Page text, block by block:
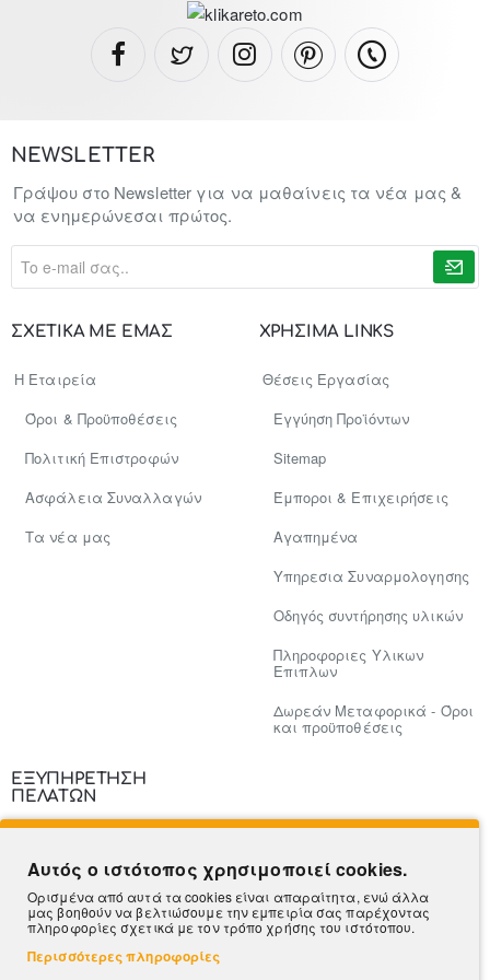
ΣΧΕΤΙΚΑ ΜΕ ΕΜΑΣ
Η Εταιρεία
Όροι & Προϋποθέσεις
Πολιτική Επιστροφών
Ασφάλεια Συναλλαγών
Tα νέα μας
ΧΡΗΣΙΜΑ LINKS
Θέσεις Εργασίας
Εγγύηση Προϊόντων
Sitemap
Έμποροι & Επιχειρήσεις
Αγαπημένα
Υπηρεσια Συναρμολογησης
Οδηγός συντήρησης υλικών
Πληροφοριες Υλικων
Επιπλων
Δωρεάν Μεταφορικά - Όροι
και προϋποθέσεις
ΕΞΥΠΗΡΕΤΗΣΗ
ΠΕΛΑΤΩΝ
Τρόποι Πληρωμής
Πληροφορίες Αποστολής
Ο Λογαριασμός μου
NEWSLETTER
Γράψου στο Newsletter για να μαθαίνεις τα νέα μας &
να ενημερώνεσαι πρώτος.
σας..
Αυτός ο ιστότοπος χρησιμοποιεί cookies.
Ορισμένα από αυτά τα cookies είναι απαραίτητα, ενώ άλλα
μας βοηθούν να βελτιώσουμε την εμπειρία σας παρέχοντας
πληροφορίες σχετικά με τον τρόπο χρήσης του ιστότοπου.
Περισσότερες πληροφορίες